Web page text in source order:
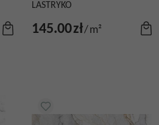
LASTRYKO
145.00zł/m²